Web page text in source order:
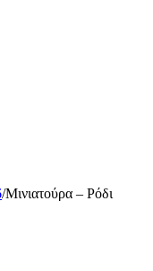
/Μινιατούρα – Ρόδι